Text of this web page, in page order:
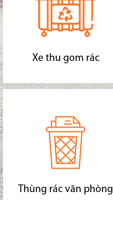
Xe thu gom rác
Thùng rác văn phòng